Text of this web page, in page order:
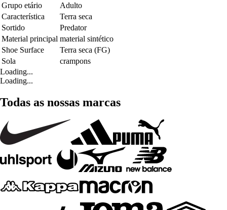
Grupo etário
Adulto
Característica
Terra seca
Sortido
Predator
Material principal material sintético
Shoe Surface
Terra seca (FG)
Sola
crampons
Loading...
Loading...
Todas as nossas marcas